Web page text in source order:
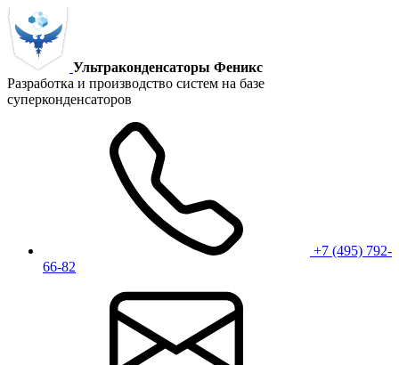
Ультраконденсаторы Феникс
Разработка и производство систем на базе
суперконденсаторов
+7 (495) 792-
66-82